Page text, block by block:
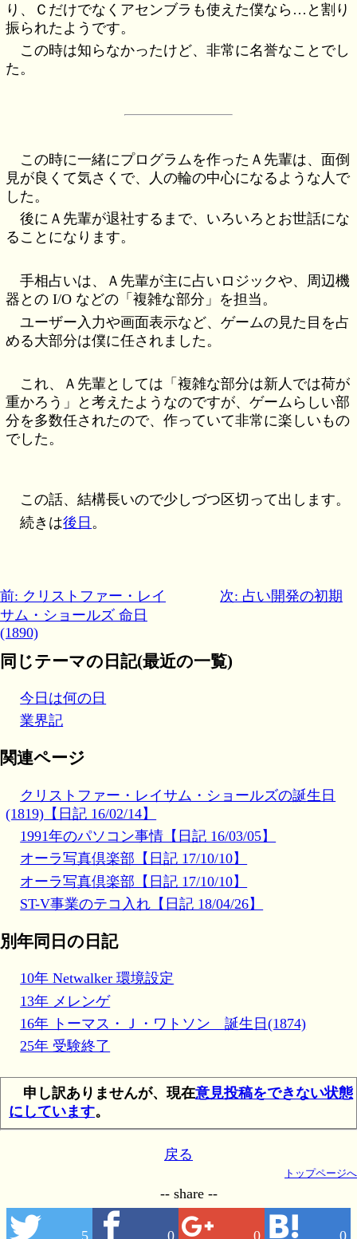
り、Ｃだけでなくアセンブラも使えた僕なら…と割り
振られたようです。
この時は知らなかったけど、非常に名誉なことでし
た。
この時に一緒にプログラムを作ったＡ先輩は、面倒
見が良くて気さくで、人の輪の中心になるような人で
した。
後にＡ先輩が退社するまで、いろいろとお世話にな
ることになります。
手相占いは、Ａ先輩が主に占いロジックや、周辺機
器との I/O などの「複雑な部分」を担当。
ユーザー入力や画面表示など、ゲームの見た目を占
める大部分は僕に任されました。
これ、Ａ先輩としては「複雑な部分は新人では荷が
重かろう」と考えたようなのですが、ゲームらしい部
分を多数任されたので、作っていて非常に楽しいもの
でした。
この話、結構長いので少しづつ区切って出します。
続きは後日 。
前: クリストファー・レイ
サム・ショールズ 命日
(1890)
次: 占い開発の初期
同じテーマの日記(最近の一覧)
今日は何の日
業界記
関連ページ
クリストファー・レイサム・ショールズの誕生日
(1819)【日記 16/02/14】
1991年のパソコン事情【日記 16/03/05】
オーラ写真倶楽部【日記 17/10/10】
オーラ写真倶楽部【日記 17/10/10】
ST-V事業のテコ入れ【日記 18/04/26】
別年同日の日記
10年 Netwalker 環境設定
13年 メレンゲ
16年 トーマス・Ｊ・ワトソン 誕生日(1874)
25年 受験終了
申し訳ありませんが、現在意見投稿をできない状態
にしています。
戻る
トップページへ
-- share --
5 0 0 0